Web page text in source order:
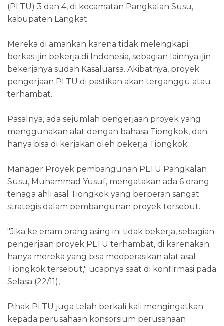
(PLTU) 3 dan 4, di kecamatan Pangkalan Susu,
kabupaten Langkat.
Mereka di amankan karena tidak melengkapi
berkas ijin bekerja di Indonesia, sebagian lainnya ijin
bekerjanya sudah Kasaluarsa. Akibatnya, proyek
pengerjaan PLTU di pastikan akan terganggu atau
terhambat.
Pasalnya, ada sejumlah pengerjaan proyek yang
menggunakan alat dengan bahasa Tiongkok, dan
hanya bisa di kerjakan oleh pekerja Tiongkok.
Manager Proyek pembangunan PLTU Pangkalan
Susu, Muhammad Yusuf, mengatakan ada 6 orang
tenaga ahli asal Tiongkok yang berperan sangat
strategis dalam pembangunan proyek tersebut.
"Jika ke enam orang asing ini tidak bekerja, sebagian
pengerjaan proyek PLTU terhambat, di karenakan
hanya mereka yang bisa meoperasikan alat asal
Tiongkok tersebut," ucapnya saat di konfirmasi pada
Selasa (22/11),
Pihak PLTU juga telah berkali kali mengingatkan
kepada perusahaan konsorsium perusahaan